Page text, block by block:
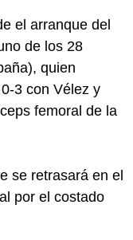
el arranque del
de los 28
quien
3 con Vélez y
femoral de la
se retrasará en el
por el costado